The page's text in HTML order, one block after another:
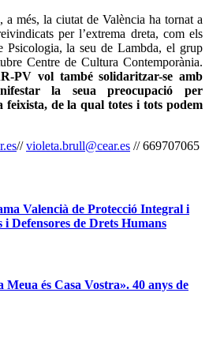
a més, la ciutat de València ha tornat a
per l’extrema dreta, com els
Psicologia, la seu de Lambda, el grup
Centre de Cultura Contemporània.
PV vol també solidaritzar-se amb
la seua preocupació per
feixista, de la qual totes i tots podem
//violeta.brull@cear.es // 669707065
Valencià de Protecció Integral i
i Defensores de Drets Humans
és Casa Vostra». 40 anys de